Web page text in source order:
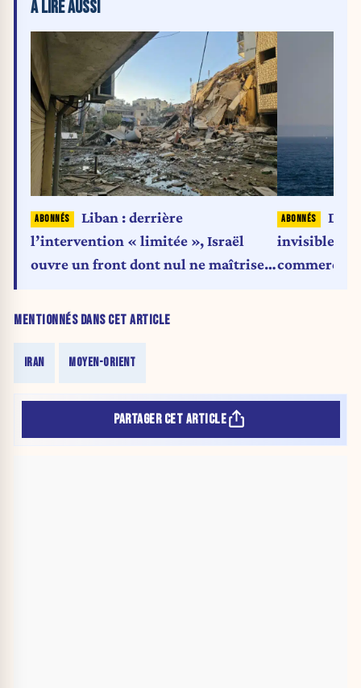
MENTIONNÉS DANS CET ARTICLE
IRAN MOYEN-ORIENT
À LIRE AUSSI
Liban : derrière
l’intervention « limitée », Israël
ouvre un front dont nul ne maîtrise
invisible qui
commerce
PARTAGER CET ARTICLE